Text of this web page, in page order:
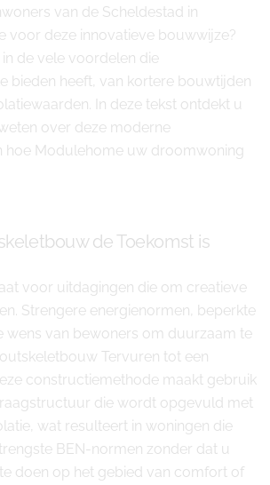
van de Scheldestad in
voor deze innovatieve bouwwijze?
de vele voordelen die
bieden heeft, van kortere bouwtijden
In deze tekst ontdekt u
over deze moderne
hoe Modulehome uw droomwoning
de Toekomst is
voor uitdagingen die om creatieve
Strengere energienormen, beperkte
wens van bewoners om duurzaam te
Tervuren tot een
constructiemethode maakt gebruik
die wordt opgevuld met
wat resulteert in woningen die
BEN-normen zonder dat u
doen op het gebied van comfort of